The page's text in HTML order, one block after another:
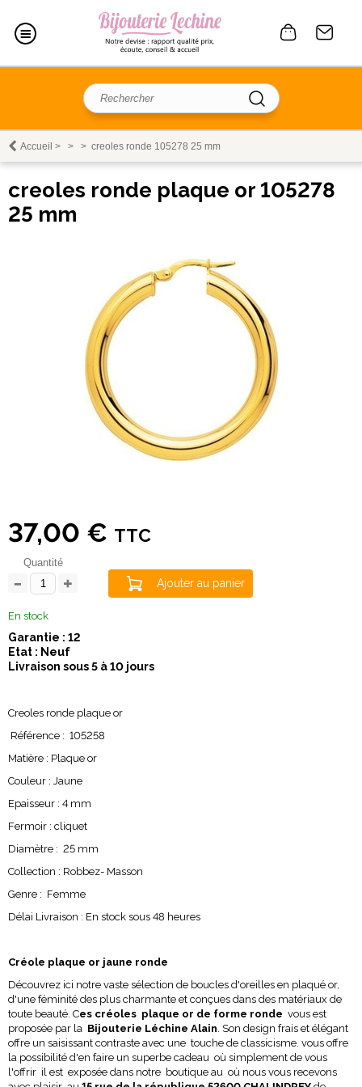
Accueil > > > creoles ronde 105278 25 mm
creoles ronde plaque or 105278
25 mm
37,00 € TTC
Quantité
Ajouter au panier
En stock
Garantie : 12
Etat : Neuf
Livraison sous 5 à 10 jours
Creoles ronde plaque or
Référence : 105258
Matière : Plaque or
Couleur : Jaune
Epaisseur : 4 mm
Fermoir : cliquet
Diamètre : 25 mm
Collection : Robbez- Masson
Genre : Femme
Délai Livraison : En stock sous 48 heures
Créole plaque or jaune ronde
Découvrez ici notre vaste sélection de boucles d'oreilles en plaqué or,
d'une féminité des plus charmante et conçues dans des matériaux de
toute beauté. Ces créoles plaque or de forme ronde vous est
proposée par la Bijouterie Léchine Alain . Son design frais et élégant
offre un saisissant contraste avec une touche de classicisme. vous offre
la possibilité d'en faire un superbe cadeau où simplement de vous
l'offrir il est exposée dans notre boutique au où nous vous recevons